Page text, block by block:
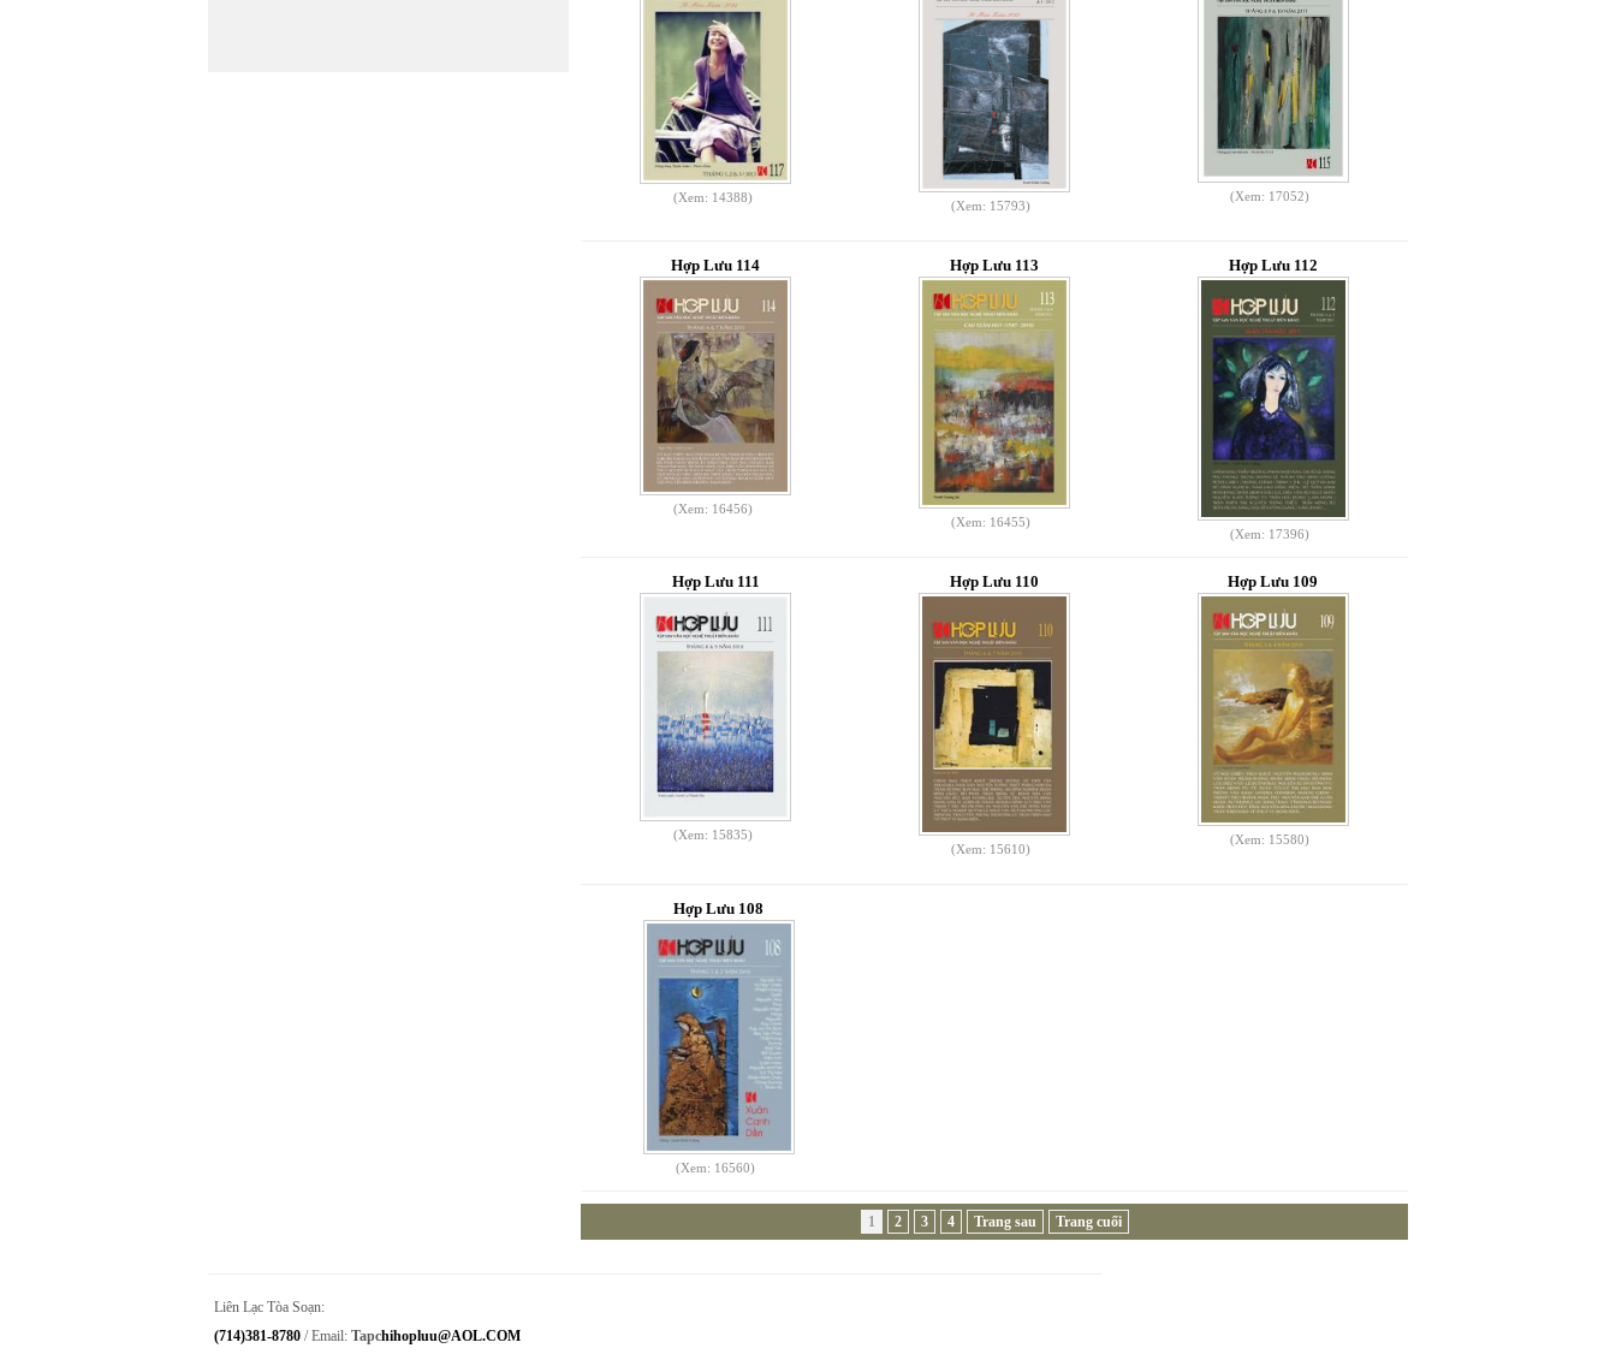
(Xem: 14388)
(Xem: 15793)
(Xem: 17052)
Hợp Lưu 114
(Xem: 16456)
Hợp Lưu 113
(Xem: 16455)
Hợp Lưu 112
(Xem: 17396)
Hợp Lưu 111
(Xem: 15835)
Hợp Lưu 110
(Xem: 15610)
Hợp Lưu 109
(Xem: 15580)
Hợp Lưu 108
(Xem: 16560)
1 2 3 4 Trang sau Trang cuối
Liên Lạc Tòa Soạn:
(714)381-8780 / Email: TapcHihopluu@AOL.COM